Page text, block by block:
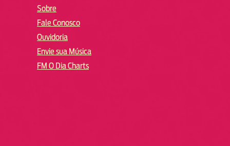
Sobre
Fale Conosco
Ouvidoria
Envie sua Música
FM O Dia Charts